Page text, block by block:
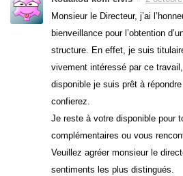
Monsieur le Directeur, j’ai
bienveillance pour l’obtention
structure. En effet, je suis
vivement intéressé par ce
disponible je suis prêt à
confierez.
Je reste à votre disponible pour
complémentaires ou vous
Veuillez agréer monsieur le
sentiments les plus distingués.